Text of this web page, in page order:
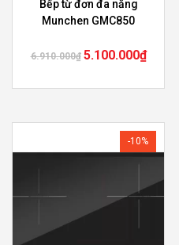
Bếp từ đơn đa năng
Munchen GMC850
6.910.000₫ 5.100.000₫
-10%